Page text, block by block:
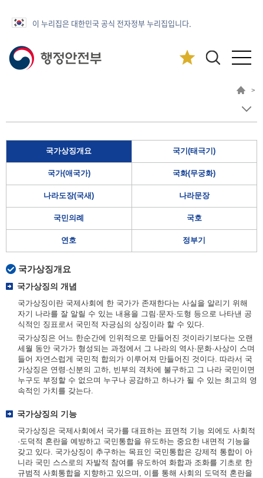
이 누리집은 대한민국 공식 전자정부 누리집입니다.
>
국가상징개요 국기(태극기)
국가(애국가) 국화(무궁화)
나라도장(국새) 나라문장
국민의례 국호
연호 정부기
국가상징개요
국가상징의 개념
국가상징이란 국제사회에 한 국가가 존재한다는 사실을 알리기 위해
자기 나라를 잘 알릴 수 있는 내용을 그림·문자·도형 등으로 나타낸 공
식적인 징표로서 국민적 자긍심의 상징이라 할 수 있다.
국가상징은 어느 한순간에 인위적으로 만들어진 것이라기보다는 오랜
세월 동안 국가가 형성되는 과정에서 그 나라의 역사·문화·사상이 스며
들어 자연스럽게 국민적 합의가 이루어져 만들어진 것이다. 따라서 국
가상징은 연령·신분의 고하, 빈부의 격차에 불구하고 그 나라 국민이면
누구도 부정할 수 없으며 누구나 공감하고 하나가 될 수 있는 최고의 영
속적인 가치를 갖는다.
국가상징의 기능
국가상징은 국제사회에서 국가를 대표하는 표면적 기능 외에도 사회적
·도덕적 혼란을 예방하고 국민통합을 유도하는 중요한 내면적 기능을
갖고 있다. 국가상징이 추구하는 목표인 국민통합은 강제적 통합이 아
니라 국민 스스로의 자발적 참여를 유도하여 화합과 조화를 기초로 한
규범적 사회통합을 지향하고 있으며, 이를 통해 사회의 도덕적 혼란을